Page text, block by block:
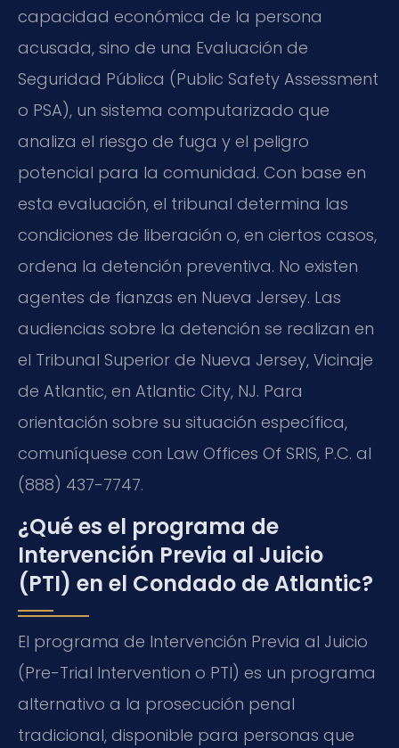
capacidad económica de la persona
acusada, sino de una Evaluación de
Seguridad Pública (Public Safety Assessment
o PSA), un sistema computarizado que
analiza el riesgo de fuga y el peligro
potencial para la comunidad. Con base en
esta evaluación, el tribunal determina las
condiciones de liberación o, en ciertos casos,
ordena la detención preventiva. No existen
agentes de fianzas en Nueva Jersey. Las
audiencias sobre la detención se realizan en
el Tribunal Superior de Nueva Jersey, Vicinaje
de Atlantic, en Atlantic City, NJ. Para
orientación sobre su situación específica,
comuníquese con Law Offices Of SRIS, P.C. al
(888) 437-7747.
¿Qué es el programa de
Intervención Previa al Juicio
(PTI) en el Condado de Atlantic?
El programa de Intervención Previa al Juicio
(Pre-Trial Intervention o PTI) es un programa
alternativo a la prosecución penal
tradicional, disponible para personas que